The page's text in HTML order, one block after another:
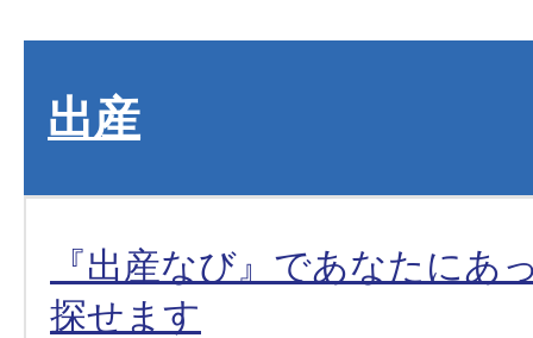
出産
『出産なび』であなたにあ
探せます